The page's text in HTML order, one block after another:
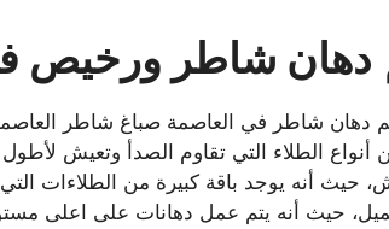
دهان شاطر ورخيص
دهان شاطر في العاصمة صباغ شاطر
أنواع الطلاء التي تقاوم الصدأ وتعيش
حيث أنه يوجد باقة كبيرة من الطلاءات
حيث أنه يتم عمل دهانات على اعلى